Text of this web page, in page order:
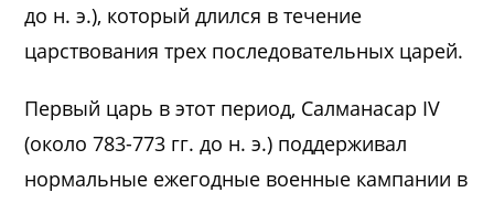
до н. э.), который длился в течение
царствования трех последовательных царей.
Первый царь в этот период, Салманасар IV
(около 783-773 гг. до н. э.) поддерживал
нормальные ежегодные военные кампании в